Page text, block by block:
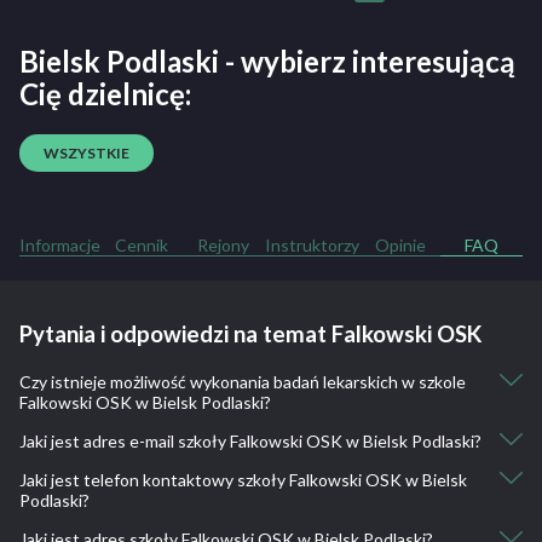
Bielsk Podlaski - wybierz interesującą
Cię dzielnicę:
WSZYSTKIE
Informacje Cennik Rejony Instruktorzy Opinie FAQ
Pytania i odpowiedzi na temat Falkowski OSK
Czy istnieje możliwość wykonania badań lekarskich w szkole
Falkowski OSK w Bielsk Podlaski?
Nie, nie ma takiej możliwości.
Jaki jest adres e-mail szkoły Falkowski OSK w Bielsk Podlaski?
biuro@falkowski-team.pl
Jaki jest telefon kontaktowy szkoły Falkowski OSK w Bielsk
Podlaski?